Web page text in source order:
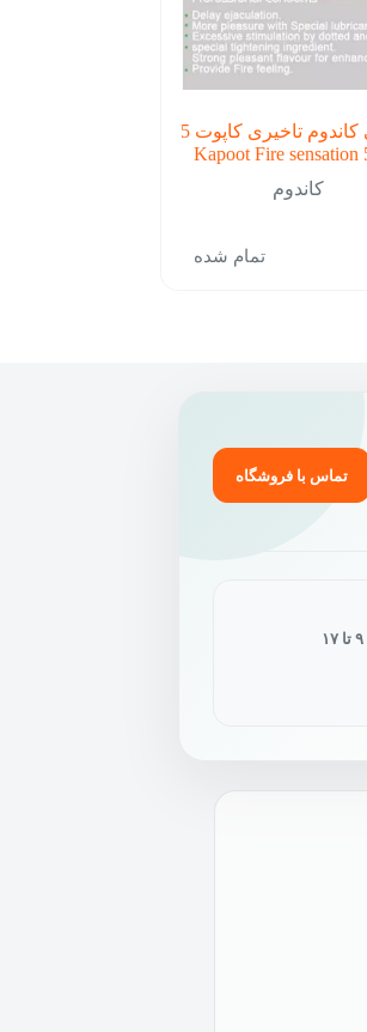
خرید اینترنتی کاندوم تاخیری کاپوت 5
کاندوم
تمام شده
تماس با فروشگاه